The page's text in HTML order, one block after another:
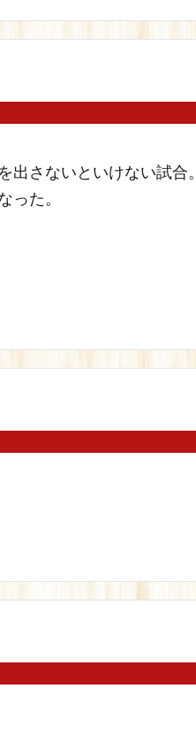
さないといけない試合。
った。